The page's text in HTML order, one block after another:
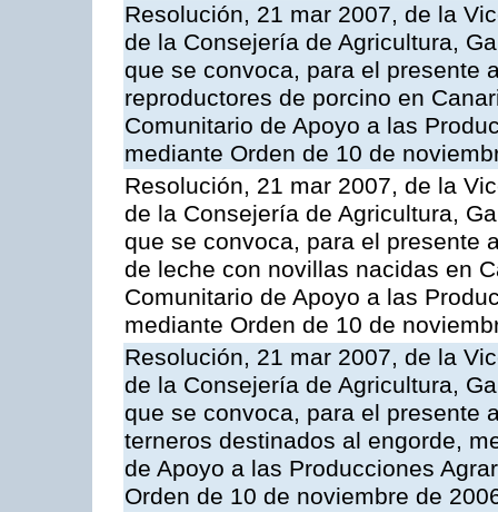
Resolución, 21 mar 2007, de la
de la Consejería de Agricultura,
que se convoca, para el presente
reproductores de porcino en
Comunitario de Apoyo a las
mediante Orden de 10 de
Resolución, 21 mar 2007, de la
de la Consejería de Agricultura,
que se convoca, para el presente
de leche con novillas nacidas en
Comunitario de Apoyo a las
mediante Orden de 10 de
Resolución, 21 mar 2007, de la
de la Consejería de Agricultura,
que se convoca, para el presente
terneros destinados al engorde,
de Apoyo a las Producciones
Orden de 10 de noviembre de